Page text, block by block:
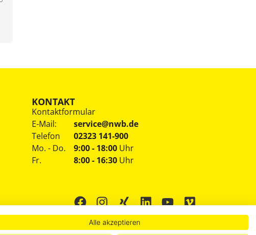
KONTAKT
Kontaktformular
E-Mail:
service@nwb.de
Telefon
02323 141-900
Mo. - Do.
Fr.
9:00 - 18:00 Uhr
8:00 - 16:30 Uhr
Alle akzeptieren